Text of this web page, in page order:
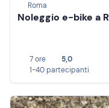
Roma
Noleggio e-bike a
7 ore
5,0
1-40 partecipanti